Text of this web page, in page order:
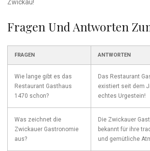
Zwickau!
Fragen Und ⁢Antworten⁢
FRAGEN ANTWORTEN
Wie lange gibt es das‌
Restaurant Gasthaus
1470 schon?
Das‍ Restaurant
existiert seit⁢ dem
echtes⁤ Urgestein!
Was zeichnet ⁣die
Zwickauer Gastronomie
aus?
Die Zwickauer
bekannt​ für ihre
und gemütliche